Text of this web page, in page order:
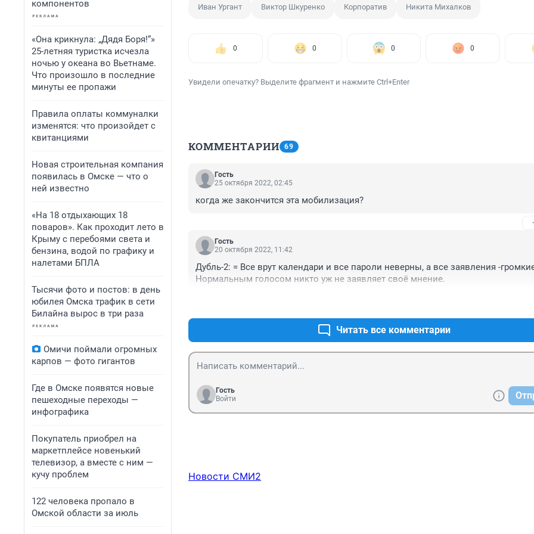
компонентов
«Она крикнула: „Дядя Боря!“»
25-летняя туристка исчезла
ночью у океана во Вьетнаме.
Что произошло в последние
минуты ее пропажи
Правила оплаты коммуналки
изменятся: что произойдет с
квитанциями
Новая строительная компания
появилась в Омске — что о
ней известно
«На 18 отдыхающих 18
поваров». Как проходит лето в
Крыму с перебоями света и
бензина, водой по графику и
налетами БПЛА
Тысячи фото и постов: в день
юбилея Омска трафик в сети
Билайна вырос в три раза
Омичи поймали огромных
карпов — фото гигантов
Где в Омске появятся новые
пешеходные переходы —
инфографика
Покупатель приобрел на
маркетплейсе новенький
телевизор, а вместе с ним —
кучу проблем
122 человека пропало в
Омской области за июль
Иван Ургант Виктор Шкуренко Корпоратив Никита Михалков
0 0 0 0
Увидели опечатку? Выделите фрагмент и нажмите Ctrl+Enter
КОММЕНТАРИИ 69
Гость
25 октября 2022, 02:45
когда же закончится эта мобилизация?
Гость
20 октября 2022, 11:42
Дубль-2: = Все врут календари и все пароли неверны, а все заявления -
Нормальным голосом никто уж не заявляет своё мнение.
Читать все комментарии
Гость
Войти
Новости СМИ2